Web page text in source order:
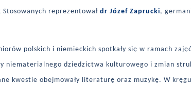
Stosowanych reprezentował dr Józef Zaprucki,
polskich i niemieckich spotkały się w ramach
niematerialnego dziedzictwa kulturowego i zmian
kwestie obejmowały literaturę oraz muzykę. W